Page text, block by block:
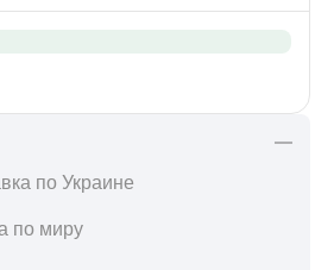
по Украине
по миру